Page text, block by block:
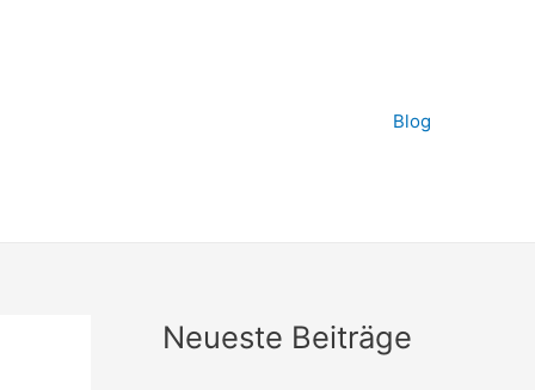
Blog
Neueste Beiträge